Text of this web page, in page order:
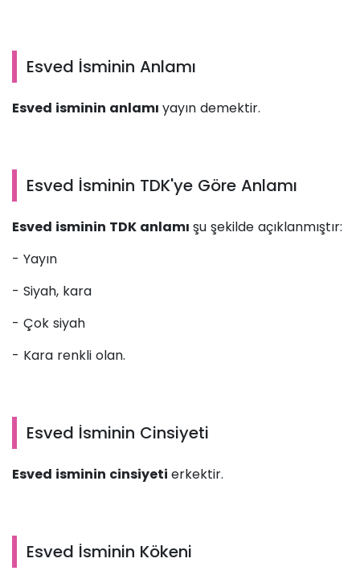
Esved İsminin Anlamı
Esved isminin anlamı yayın demektir.
Esved İsminin TDK'ye Göre Anlamı
Esved isminin TDK anlamı şu şekilde açıklanmıştır:
- Yayın
- Siyah, kara
- Çok siyah
- Kara renkli olan.
Esved İsminin Cinsiyeti
Esved isminin cinsiyeti erkektir.
Esved İsminin Kökeni